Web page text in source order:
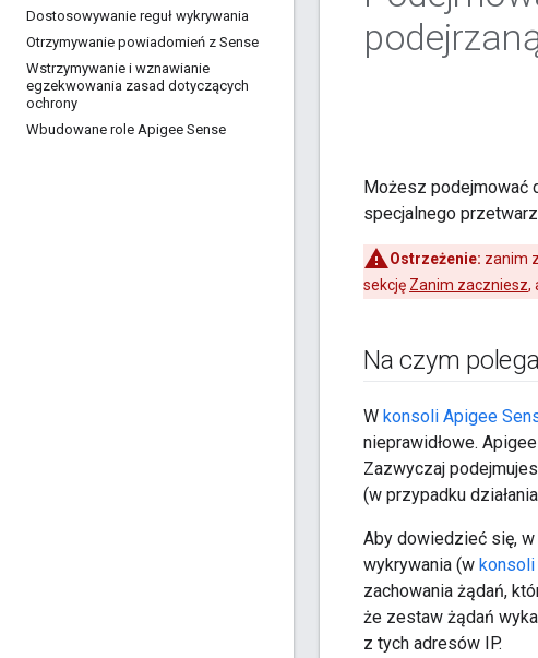
Dostosowywanie reguł wykrywania
Otrzymywanie powiadomień z Sense
Wstrzymywanie i wznawianie
egzekwowania zasad dotyczących
ochrony
Wbudowane role Apigee Sense
Możesz podejmować
specjalnego
Ostrzeżenie: zanim
sekcję Zanim zaczniesz,
Na czym
W konsoli Apigee
nieprawidłowe.
Zazwyczaj
(w przypadku
Aby dowiedzieć się,
wykrywania (w konsoli
zachowania żądań,
że zestaw żądań
z tych adresów IP.